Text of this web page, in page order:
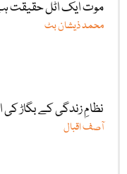
موت ایک اٹل حقیقت
محمد ذیشان بٹ
نظامِ زندگی کے بگاڑ
آصف اقبال